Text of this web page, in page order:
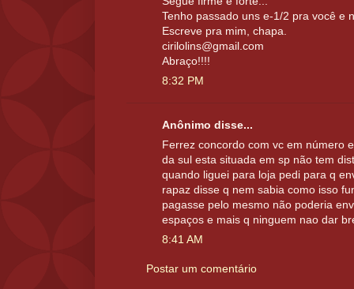
Tenho passado uns e-1/2 pra você e
Escreve pra mim, chapa.
cirilolins@gmail.com
Abraço!!!!
8:32 PM
Anônimo disse...
Ferrez concordo com vc em número
da sul esta situada em sp não tem
quando liguei para loja pedi para q
rapaz disse q nem sabia como isso
pagasse pelo mesmo não poderia
espaços e mais q ninguem nao dar
8:41 AM
Postar um comentário